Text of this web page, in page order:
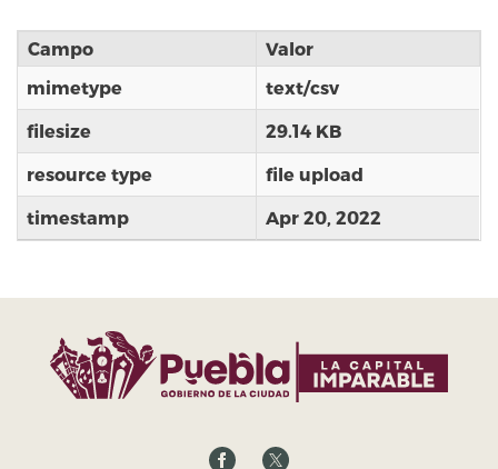
Campo
Valor
mimetype
text/csv
filesize 29.14 KB
resource type file upload
timestamp Apr 20, 2022